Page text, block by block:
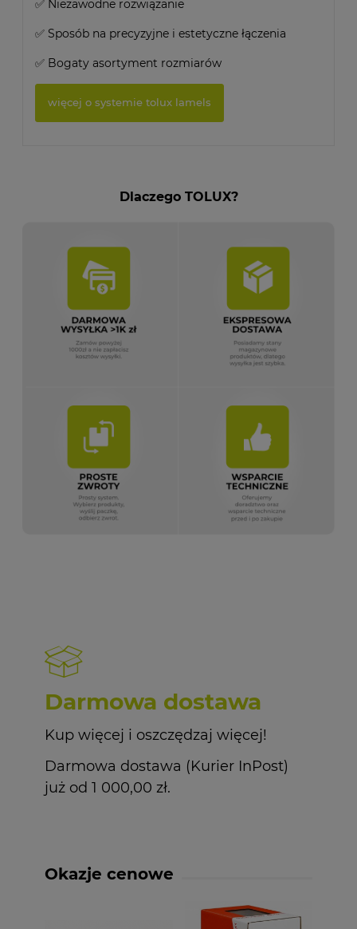
✅ Niezawodne rozwiązanie
✅ Sposób na precyzyjne i estetyczne łączenia
✅ Bogaty asortyment rozmiarów
więcej o systemie tolux lamels
Dlaczego TOLUX?
Darmowa dostawa
Kup więcej i oszczędzaj więcej!
Darmowa dostawa (Kurier InPost)
już od 1 000,00 zł.
Okazje cenowe